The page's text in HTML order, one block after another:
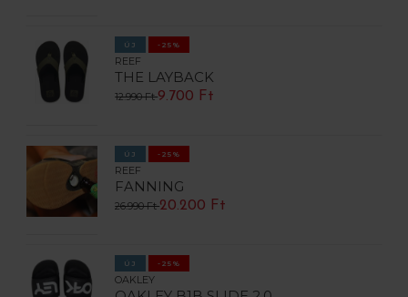
ÚJ -25%
REEF
THE LAYBACK
12.990 Ft9.700 Ft
ÚJ -25%
REEF
FANNING
26.990 Ft20.200 Ft
ÚJ -25%
OAKLEY